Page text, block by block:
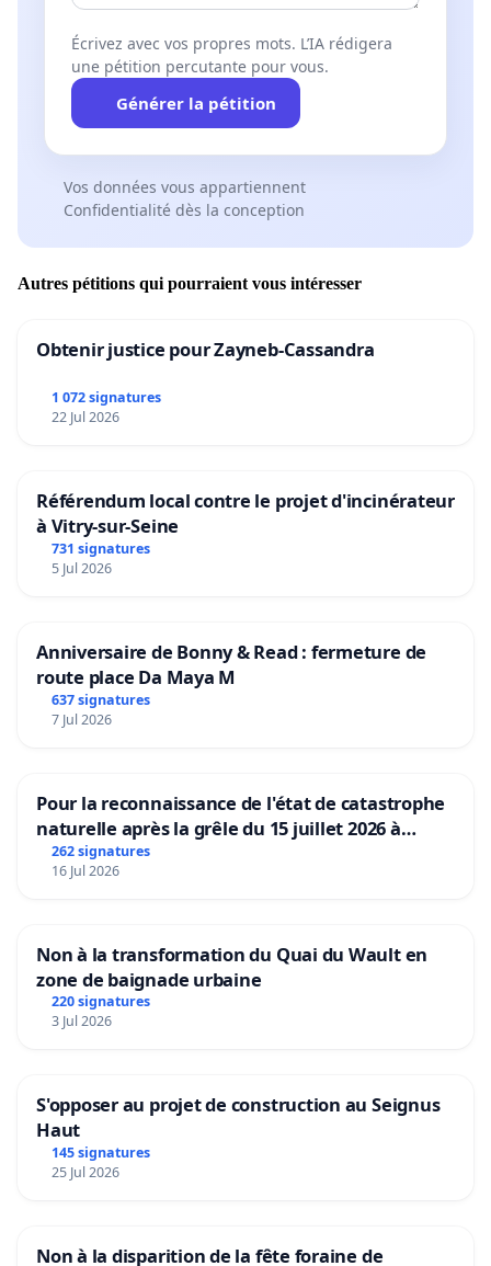
Écrivez avec vos propres mots. L’IA rédigera
une pétition percutante pour vous.
Générer la pétition
Vos données vous appartiennent
Confidentialité dès la conception
Autres pétitions qui pourraient vous intéresser
Obtenir justice pour Zayneb-Cassandra
1 072 signatures
22 Jul 2026
Référendum local contre le projet d'incinérateur
à Vitry-sur-Seine
731 signatures
5 Jul 2026
Anniversaire de Bonny & Read : fermeture de
route place Da Maya M
637 signatures
7 Jul 2026
Pour la reconnaissance de l'état de catastrophe
naturelle après la grêle du 15 juillet 2026 à
Aubenas et ses alentours
262 signatures
16 Jul 2026
Non à la transformation du Quai du Wault en
zone de baignade urbaine
220 signatures
3 Jul 2026
S'opposer au projet de construction au Seignus
Haut
145 signatures
25 Jul 2026
Non à la disparition de la fête foraine de